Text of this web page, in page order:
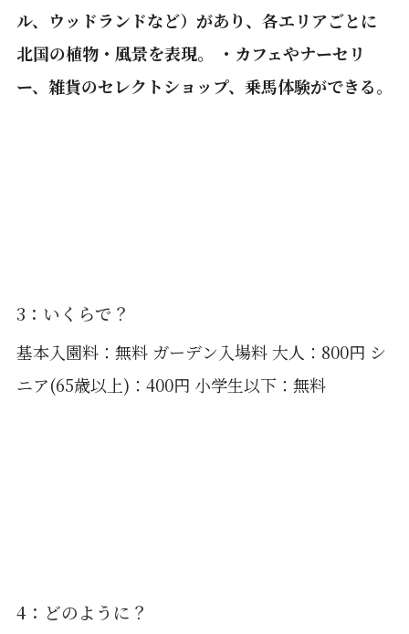
ル、ウッドランドなど）があり、各エリアごとに
北国の植物・風景を表現。 ・カフェやナーセリ
ー、雑貨のセレクトショップ、乗馬体験ができる。
3：いくらで？
基本入園料：無料 ガーデン入場料 大人：800円 シ
ニア(65歳以上)：400円 小学生以下：無料
4：どのように？